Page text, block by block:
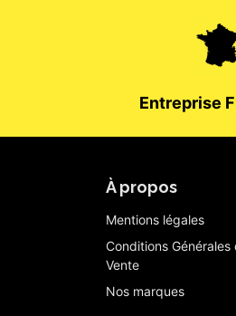
Entreprise
À propos
Mentions légales
Conditions Générales
Vente
Nos marques